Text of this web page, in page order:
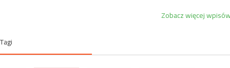
Zobacz więcej
Tagi